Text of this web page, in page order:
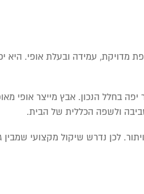
מדויקת, עמידה ובעלת אופי. היא
יפה בחלל הנכון. אבץ מייצר אופי
ולשפה הכללית של הבית.
לכן נדרש שיקול מקצועי שמבין